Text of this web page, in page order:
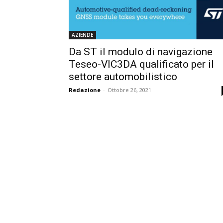
AZIENDE
Da ST il modulo di navigazione
Teseo-VIC3DA qualificato per il
settore automobilistico
Redazione - Ottobre 26, 2021